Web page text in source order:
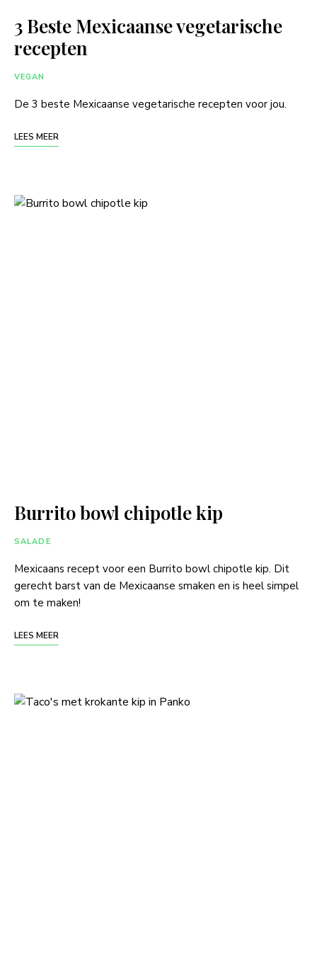
3 Beste Mexicaanse vegetarische
recepten
VEGAN
De 3 beste Mexicaanse vegetarische recepten voor jou.
LEES MEER
Burrito bowl chipotle kip
SALADE
Mexicaans recept voor een Burrito bowl chipotle kip. Dit
gerecht barst van de Mexicaanse smaken en is heel simpel
om te maken!
LEES MEER